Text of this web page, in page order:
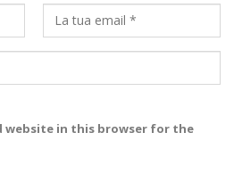
website in this browser for the